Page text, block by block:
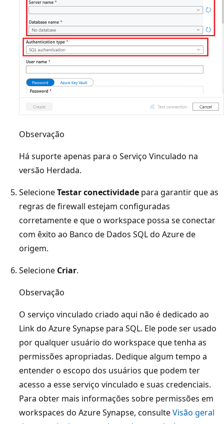
Observação
Há suporte apenas para o Serviço Vinculado na
versão Herdada.
SelecioneTestar conectividade para garantir que as
regras de firewall estejam configuradas
corretamente e que o workspace possa se conectar
com êxito ao Banco de Dados SQL do Azure de
origem.
Selecione Criar.
Observação
O serviço vinculado criado aqui não é dedicado ao
Link do Azure Synapse para SQL. Ele pode ser usado
por qualquer usuário do workspace que tenha as
permissões apropriadas. Dedique algum tempo a
entender o escopo dos usuários que podem ter
acesso a esse serviço vinculado e suas credenciais.
Para obter mais informações sobre permissões em
workspaces do Azure Synapse, consulteVisão geral